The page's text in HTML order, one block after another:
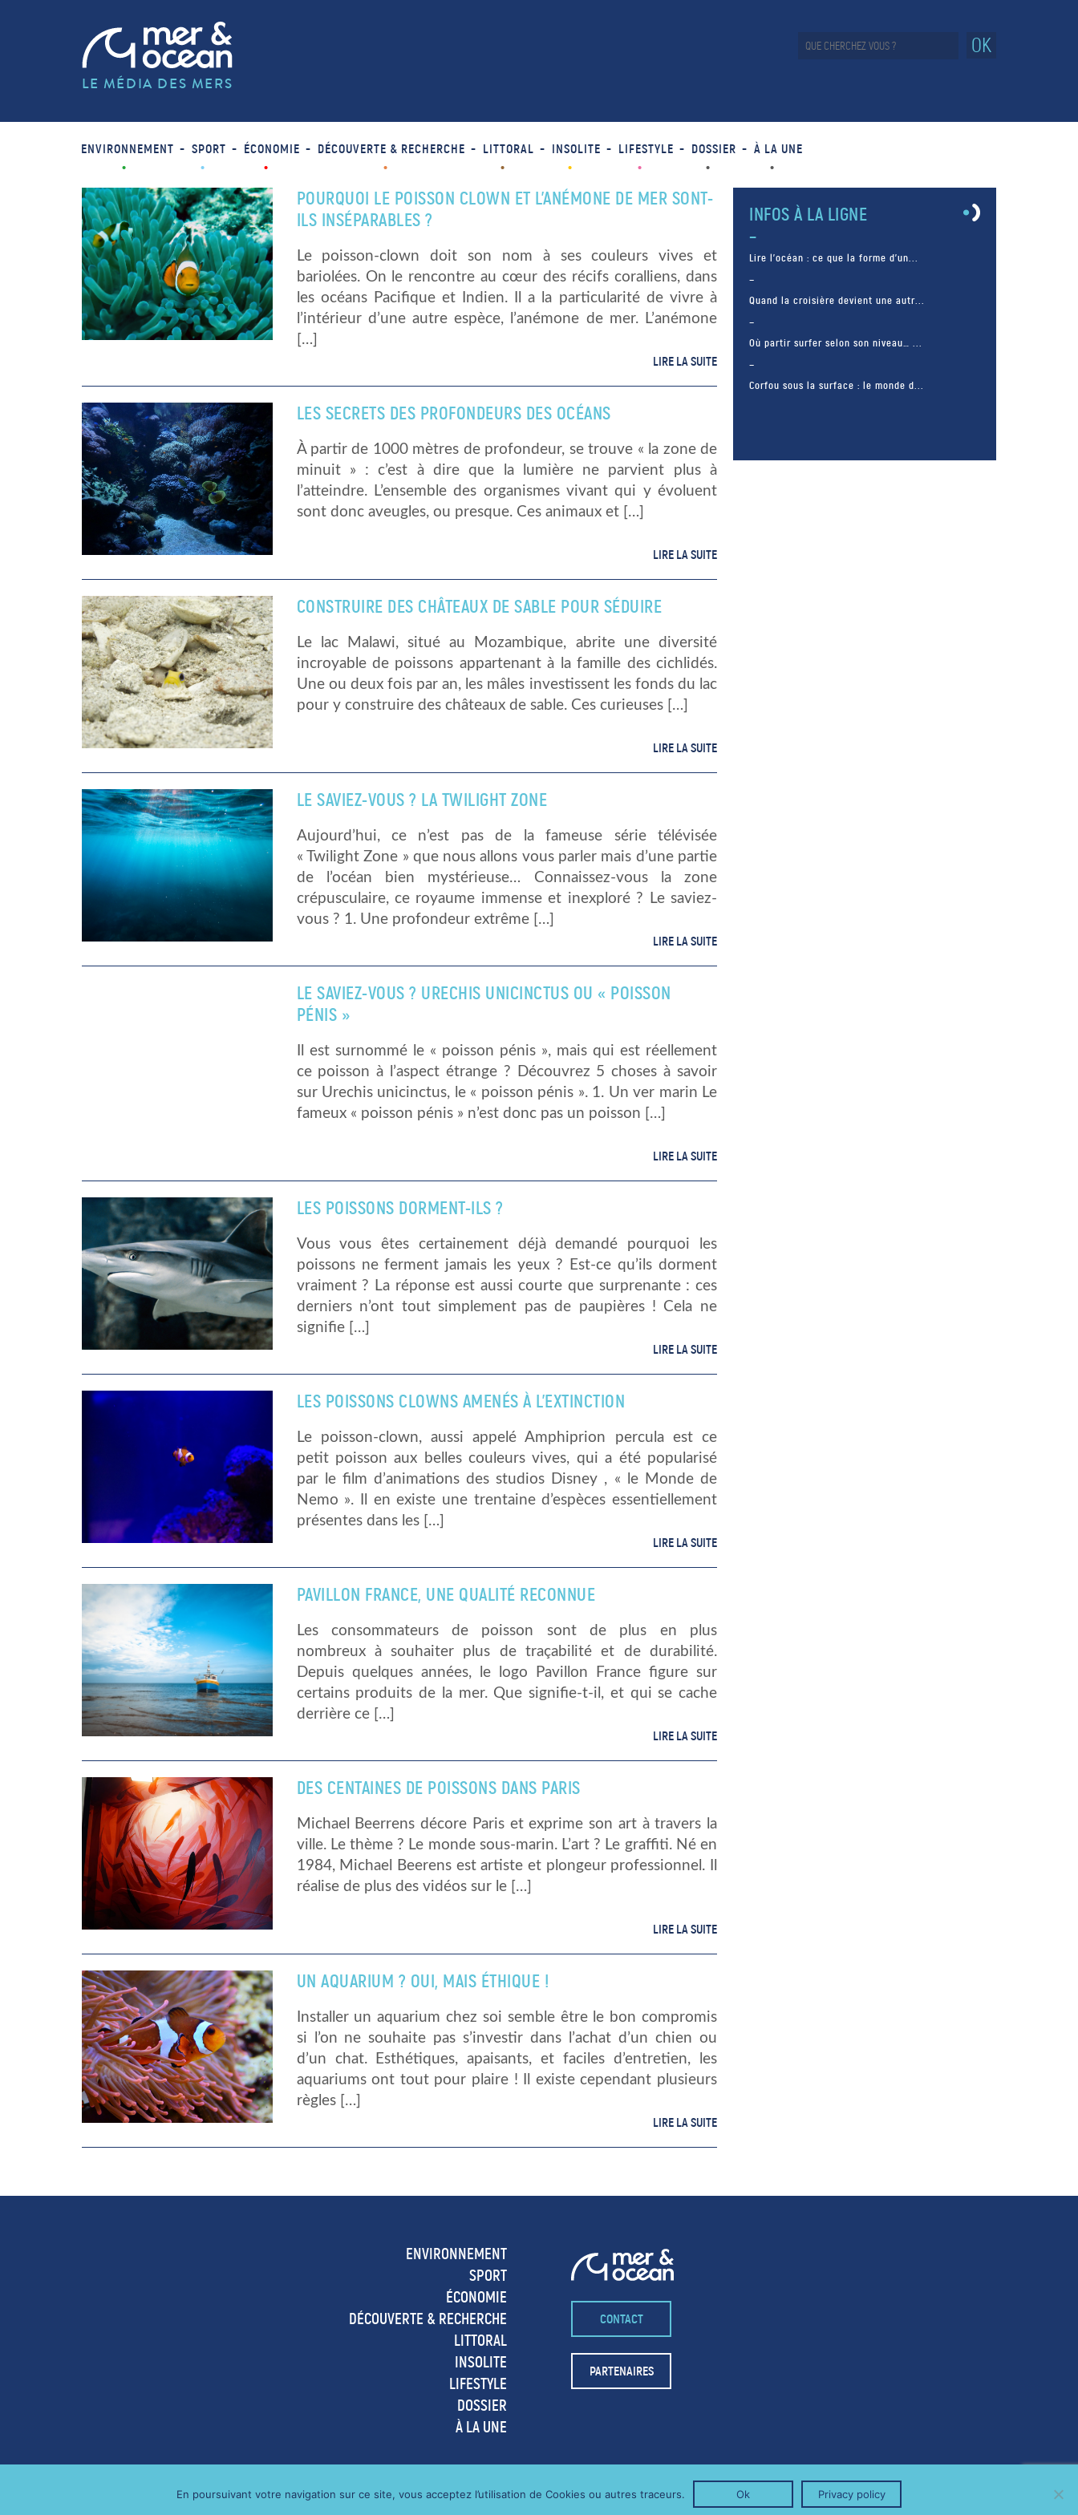
LE MÉDIA DES MERS
OK
ENVIRONNEMENT SPORT ÉCONOMIE DÉCOUVERTE & RECHERCHE LITTORAL INSOLITE LIFESTYLE DOSSIER À LA UNE
POURQUOI LE POISSON CLOWN ET L’ANÉMONE DE MER SONT-
ILS INSÉPARABLES ?
Le poisson-clown doit son nom à ses couleurs vives et
bariolées. On le rencontre au cœur des récifs coralliens, dans
les océans Pacifique et Indien. Il a la particularité de vivre à
l’intérieur d’une autre espèce, l’anémone de mer. L’anémone
[…]
LIRE LA SUITE
LES SECRETS DES PROFONDEURS DES OCÉANS
À partir de 1000 mètres de profondeur, se trouve « la zone de
minuit » : c’est à dire que la lumière ne parvient plus à
l’atteindre. L’ensemble des organismes vivant qui y évoluent
sont donc aveugles, ou presque. Ces animaux et […]
LIRE LA SUITE
CONSTRUIRE DES CHÂTEAUX DE SABLE POUR SÉDUIRE
Le lac Malawi, situé au Mozambique, abrite une diversité
incroyable de poissons appartenant à la famille des cichlidés.
Une ou deux fois par an, les mâles investissent les fonds du lac
pour y construire des châteaux de sable. Ces curieuses […]
LIRE LA SUITE
LE SAVIEZ-VOUS ? LA TWILIGHT ZONE
Aujourd’hui, ce n’est pas de la fameuse série télévisée
« Twilight Zone » que nous allons vous parler mais d’une partie
de l’océan bien mystérieuse… Connaissez-vous la zone
crépusculaire, ce royaume immense et inexploré ? Le saviez-
vous ? 1. Une profondeur extrême […]
LIRE LA SUITE
LE SAVIEZ-VOUS ? URECHIS UNICINCTUS OU « POISSON
PÉNIS »
Il est surnommé le « poisson pénis », mais qui est réellement
ce poisson à l’aspect étrange ? Découvrez 5 choses à savoir
sur Urechis unicinctus, le « poisson pénis ». 1. Un ver marin Le
fameux « poisson pénis » n’est donc pas un poisson […]
LIRE LA SUITE
LES POISSONS DORMENT-ILS ?
Vous vous êtes certainement déjà demandé pourquoi les
poissons ne ferment jamais les yeux ? Est-ce qu’ils dorment
vraiment ? La réponse est aussi courte que surprenante : ces
derniers n’ont tout simplement pas de paupières ! Cela ne
signifie […]
LIRE LA SUITE
LES POISSONS CLOWNS AMENÉS À L’EXTINCTION
Le poisson-clown, aussi appelé Amphiprion percula est ce
petit poisson aux belles couleurs vives, qui a été popularisé
par le film d’animations des studios Disney , « le Monde de
Nemo ». Il en existe une trentaine d’espèces essentiellement
présentes dans les […]
LIRE LA SUITE
PAVILLON FRANCE, UNE QUALITÉ RECONNUE
Les consommateurs de poisson sont de plus en plus
nombreux à souhaiter plus de traçabilité et de durabilité.
Depuis quelques années, le logo Pavillon France figure sur
certains produits de la mer. Que signifie-t-il, et qui se cache
derrière ce […]
LIRE LA SUITE
DES CENTAINES DE POISSONS DANS PARIS
Michael Beerrens décore Paris et exprime son art à travers la
ville. Le thème ? Le monde sous-marin. L’art ? Le graffiti. Né en
1984, Michael Beerens est artiste et plongeur professionnel. Il
réalise de plus des vidéos sur le […]
LIRE LA SUITE
UN AQUARIUM ? OUI, MAIS ÉTHIQUE !
Installer un aquarium chez soi semble être le bon compromis
si l’on ne souhaite pas s’investir dans l’achat d’un chien ou
d’un chat. Esthétiques, apaisants, et faciles d’entretien, les
aquariums ont tout pour plaire ! Il existe cependant plusieurs
règles […]
LIRE LA SUITE
INFOS À LA LIGNE
Lire l’océan : ce que la forme d’un...
Quand la croisière devient une autr...
Où partir surfer selon son niveau… ...
Corfou sous la surface : le monde d...
ENVIRONNEMENT
SPORT
ÉCONOMIE
DÉCOUVERTE & RECHERCHE
LITTORAL
INSOLITE
LIFESTYLE
DOSSIER
À LA UNE
CONTACT
PARTENAIRES
RGPD | 2021 - THE WOODSTOCK | BLOG MONTAGNE & OUTDOOR
En poursuivant votre navigation sur ce site, vous acceptez l’utilisation de Cookies ou autres traceurs. Ok Privacy policy